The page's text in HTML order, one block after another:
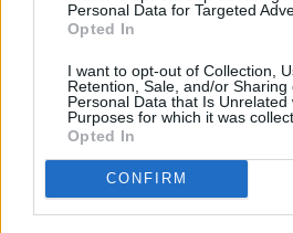
Personal Data for Targeted
Opted In
I want to opt-out of Collection,
Retention, Sale, and/or Sharing
Personal Data that Is Unrelated
Purposes for which it was
Opted In
CONFIRM
Escribir un comentario
Nombre
(requerido)